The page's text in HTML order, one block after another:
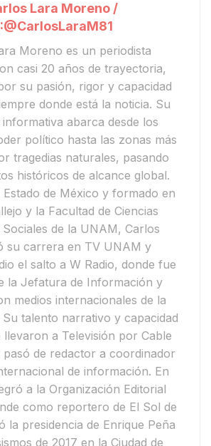
Lara Moreno /
Moreno es un periodista
casi 20 años de trayectoria,
su pasión, rigor y capacidad
donde está la noticia. Su
abarca desde los
político hasta las zonas más
tragedias naturales, pasando
históricos de alcance global.
Estado de México y formado en
y la Facultad de Ciencias
de la UNAM, Carlos
su carrera en TV UNAM y
el salto a W Radio, donde fue
la Jefatura de Información y
medios internacionales de la
Su talento narrativo y capacidad
llevaron a Televisión por Cable
pasó de redactor a coordinador
de información. En
a la Organización Editorial
como reportero de El Sol de
la presidencia de Enrique Peña
de 2017 en la Ciudad de